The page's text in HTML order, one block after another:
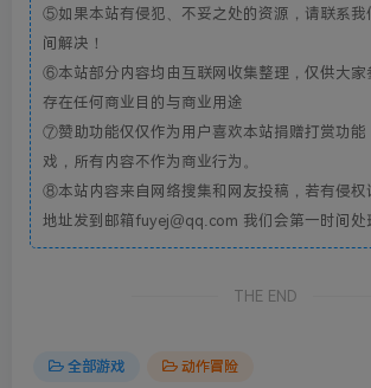
⑤如果本站有侵犯、不妥之处的资源，请联系我
间解决！
⑥本站部分内容均由互联网收集整理，仅供大家
存在任何商业目的与商业用途
⑦赞助功能仅仅作为用户喜欢本站捐赠打赏功能
戏，所有内容不作为商业行为。
⑧本站内容来自网络搜集和网友投稿，若有侵权
地址发到邮箱fuyej@qq.com 我们会第一时间处
THE END
全部游戏 动作冒险